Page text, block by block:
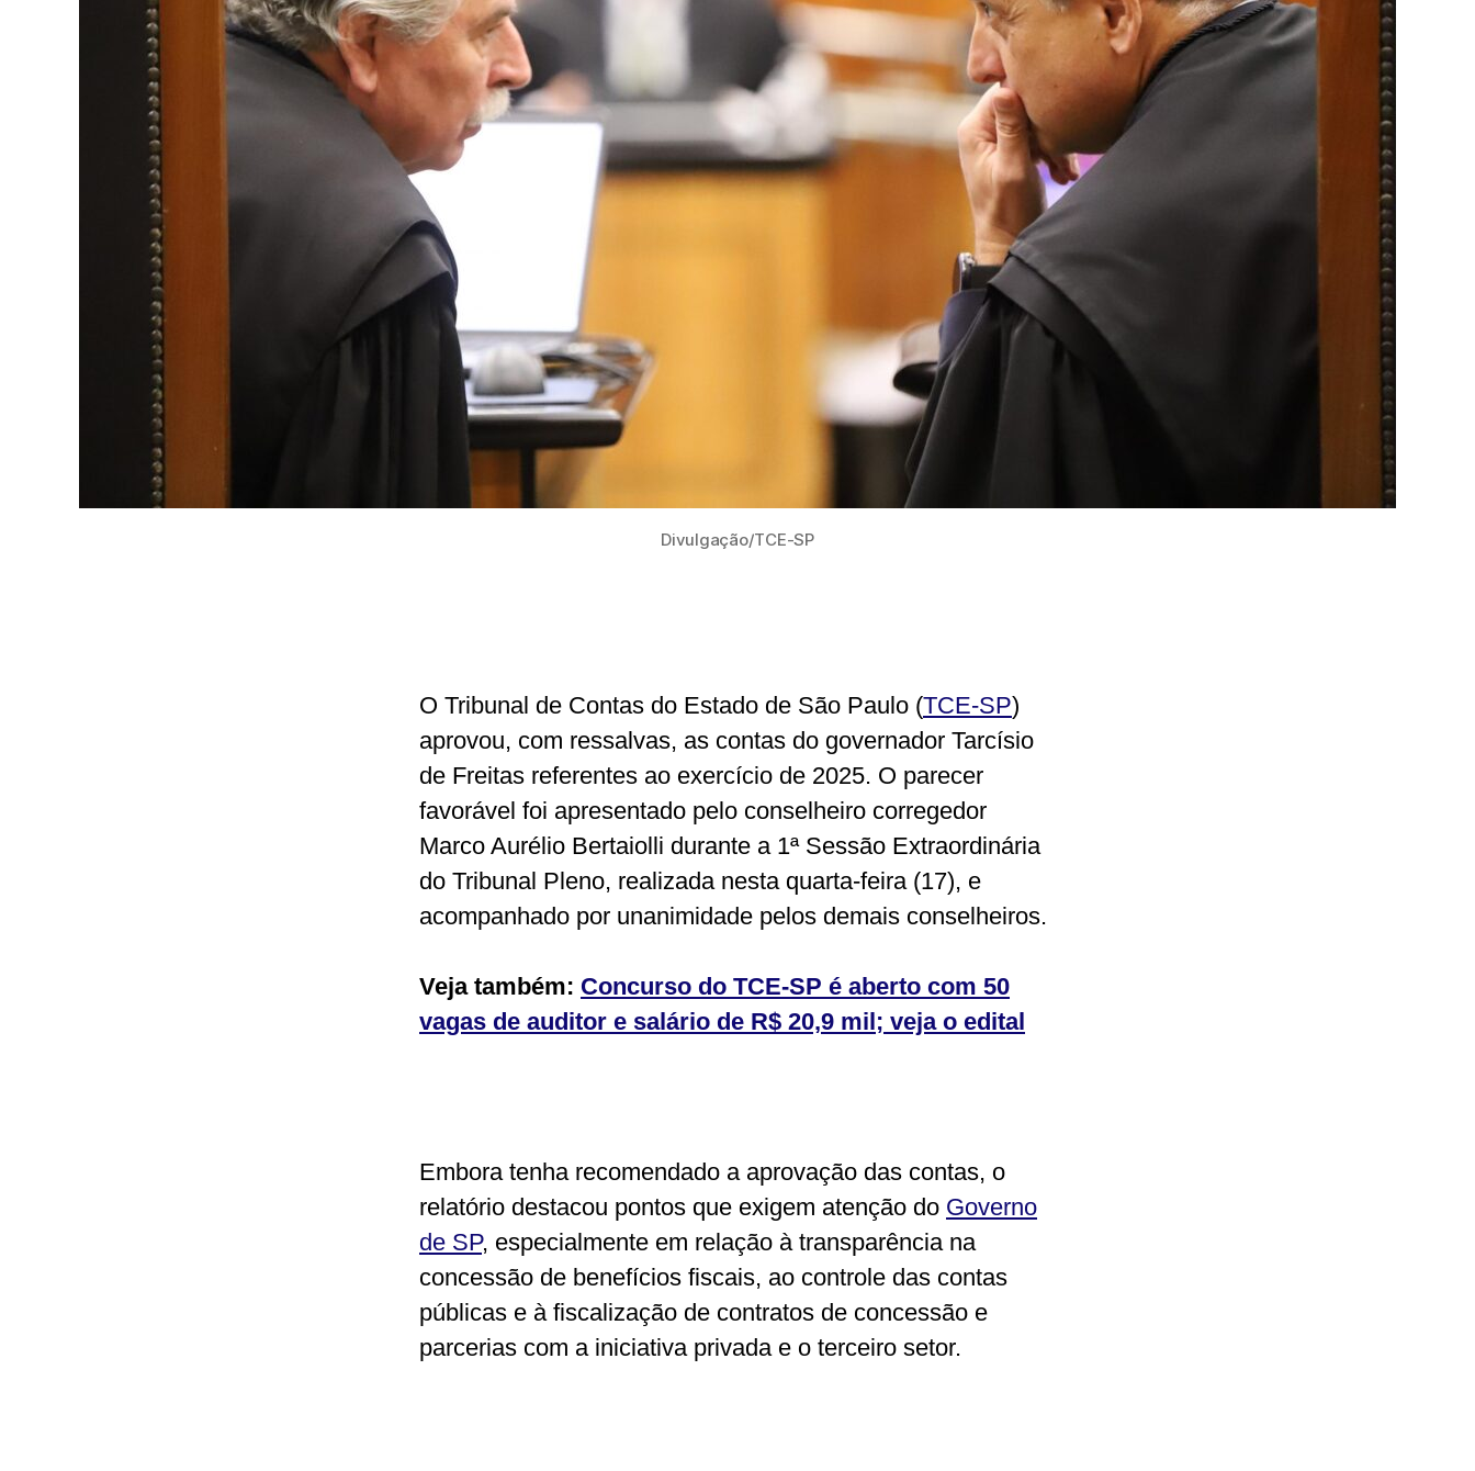
Divulgação/TCE-SP
O Tribunal de Contas do Estado de São Paulo (TCE-SP)
aprovou, com ressalvas, as contas do governador Tarcísio
de Freitas referentes ao exercício de 2025. O parecer
favorável foi apresentado pelo conselheiro corregedor
Marco Aurélio Bertaiolli durante a 1ª Sessão Extraordinária
do Tribunal Pleno, realizada nesta quarta-feira (17), e
acompanhado por unanimidade pelos demais conselheiros.
Veja também: Concurso do TCE-SP é aberto com 50
vagas de auditor e salário de R$ 20,9 mil; veja o edital
Embora tenha recomendado a aprovação das contas, o
relatório destacou pontos que exigem atenção do Governo
de SP, especialmente em relação à transparência na
concessão de benefícios fiscais, ao controle das contas
públicas e à fiscalização de contratos de concessão e
parcerias com a iniciativa privada e o terceiro setor.